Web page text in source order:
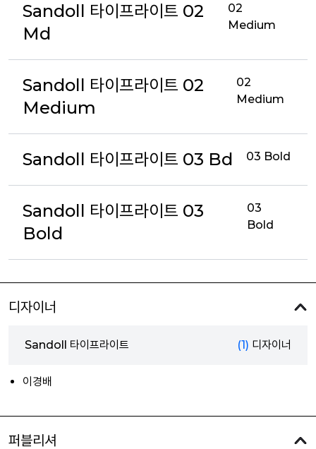
Sandoll 타이프라이트 02
Md
02
Medium
Sandoll 타이프라이트 02
Medium
02
Medium
Sandoll 타이프라이트 03 Bd 03 Bold
Sandoll 타이프라이트 03
Bold
03
Bold
디자이너
Sandoll 타이프라이트 (1) 디자이너
이경배
퍼블리셔